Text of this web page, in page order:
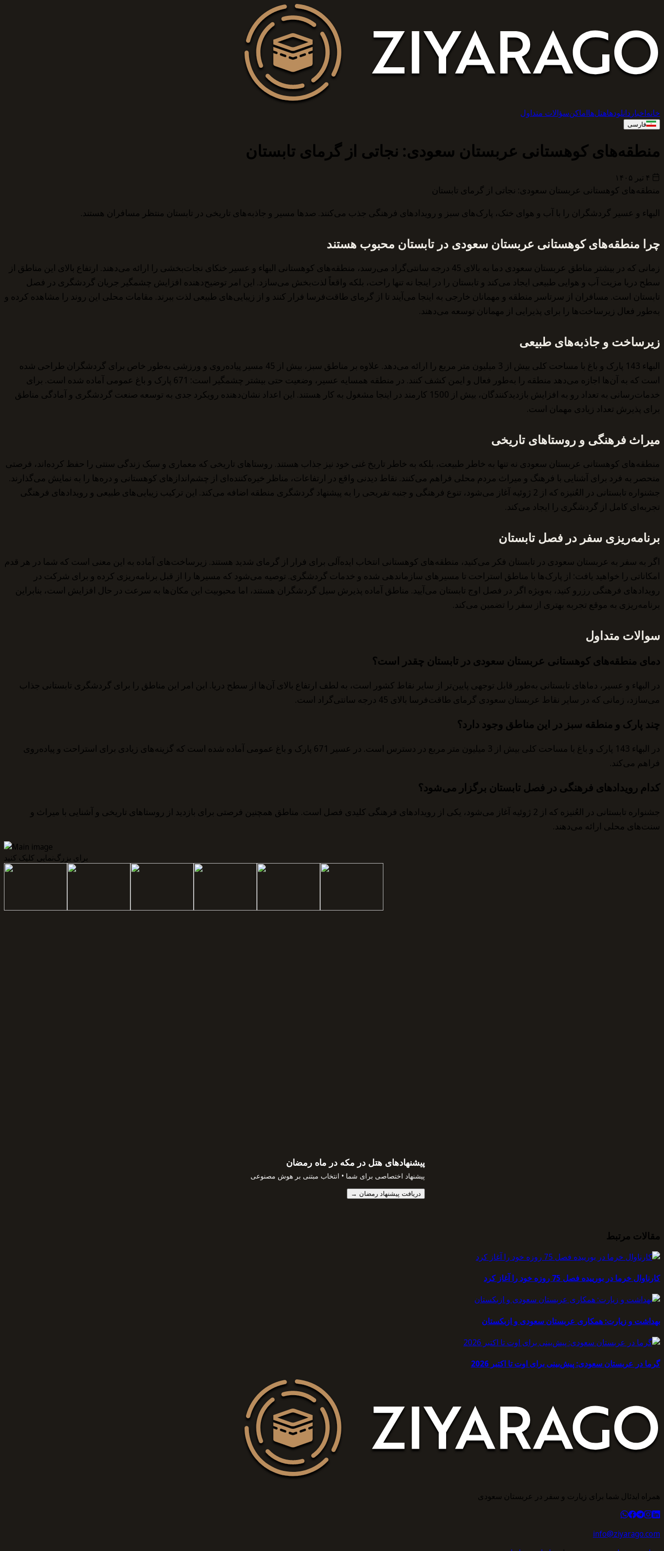
خانهاخبار دانلودهاهتل‌هااماكنسؤالات متداول
فارسی
منطقه‌های کوهستانی عربستان سعودی: نجاتی از گرمای تابستان
منطقه‌های کوهستانی عربستان سعودی: نجاتی از گرمای تابستان
البهاء و عسیر گردشگران را با آب و هوای خنک، پارک‌های سبز و رویدادهای فرهنگی جذب می‌کنند. صدها مسیر و جاذبه‌های تاریخی در تابستان منتظر مسافران هستند.
چرا منطقه‌های کوهستانی عربستان سعودی در تابستان محبوب هستند
زمانی که در بیشتر مناطق عربستان سعودی دما به بالای 45 درجه سانتی‌گراد می‌رسد، منطقه‌های کوهستانی البهاء و عسیر خنکای نجات‌بخشی را ارائه می‌دهند. ارتفاع بالای این مناطق از
سطح دریا مزیت آب و هوایی طبیعی ایجاد می‌کند و تابستان را در اینجا نه تنها راحت، بلکه واقعاً لذت‌بخش می‌سازد. این امر توضیح‌دهنده افزایش چشمگیر جریان گردشگری در فصل
تابستان است. مسافران از سرتاسر منطقه و مهمانان خارجی به اینجا می‌آیند تا از گرمای طاقت‌فرسا فرار کنند و از زیبایی‌های طبیعی لذت ببرند. مقامات محلی این روند را مشاهده کرده و
به‌طور فعال زیرساخت‌ها را برای پذیرایی از مهمانان توسعه می‌دهند.
زیرساخت و جاذبه‌های طبیعی
البهاء 143 پارک و باغ با مساحت کلی بیش از 3 میلیون متر مربع را ارائه می‌دهد. علاوه بر مناطق سبز، بیش از 45 مسیر پیاده‌روی و ورزشی به‌طور خاص برای گردشگران طراحی شده
است که به آن‌ها اجازه می‌دهد منطقه را به‌طور فعال و ایمن کشف کنند. در منطقه همسایه عسیر، وضعیت حتی بیشتر چشمگیر است: 671 پارک و باغ عمومی آماده شده است. برای
خدمات‌رسانی به تعداد رو به افزایش بازدیدکنندگان، بیش از 1500 کارمند در اینجا مشغول به کار هستند. این اعداد نشان‌دهنده رویکرد جدی به توسعه صنعت گردشگری و آمادگی مناطق
برای پذیرش تعداد زیادی مهمان است.
میراث فرهنگی و روستاهای تاریخی
منطقه‌های کوهستانی عربستان سعودی نه تنها به خاطر طبیعت، بلکه به خاطر تاریخ غنی خود نیز جذاب هستند. روستاهای تاریخی که معماری و سبک زندگی سنتی را حفظ کرده‌اند، فرصتی
منحصر به فرد برای آشنایی با فرهنگ و میراث مردم محلی فراهم می‌کنند. نقاط دیدنی واقع در ارتفاعات، مناظر خیره‌کننده‌ای از چشم‌اندازهای کوهستانی و دره‌ها را به نمایش می‌گذارند.
جشنواره تابستانی در العُنیزه که از 2 ژوئیه آغاز می‌شود، تنوع فرهنگی و جنبه تفریحی را به پیشنهاد گردشگری منطقه اضافه می‌کند. این ترکیب زیبایی‌های طبیعی و رویدادهای فرهنگی
تجربه‌ای کامل از گردشگری را ایجاد می‌کند.
برنامه‌ریزی سفر در فصل تابستان
اگر به سفر به عربستان سعودی در تابستان فکر می‌کنید، منطقه‌های کوهستانی انتخاب ایده‌آلی برای فرار از گرمای شدید هستند. زیرساخت‌های آماده به این معنی است که شما در هر قدم
امکاناتی را خواهید یافت: از پارک‌ها با مناطق استراحت تا مسیرهای سازماندهی شده و خدمات گردشگری. توصیه می‌شود که مسیرها را از قبل برنامه‌ریزی کرده و برای شرکت در
رویدادهای فرهنگی رزرو کنید، به‌ویژه اگر در فصل اوج تابستان می‌آیید. مناطق آماده پذیرش سیل گردشگران هستند، اما محبوبیت این مکان‌ها به سرعت در حال افزایش است، بنابراین
برنامه‌ریزی به موقع تجربه بهتری از سفر را تضمین می‌کند.
سوالات متداول
دمای منطقه‌های کوهستانی عربستان سعودی در تابستان چقدر است؟
در البهاء و عسیر، دماهای تابستانی به‌طور قابل توجهی پایین‌تر از سایر نقاط کشور است، به لطف ارتفاع بالای آن‌ها از سطح دریا. این امر این مناطق را برای گردشگری تابستانی جذاب
می‌سازد، زمانی که در سایر نقاط عربستان سعودی گرمای طاقت‌فرسا بالای 45 درجه سانتی‌گراد است.
چند پارک و منطقه سبز در این مناطق وجود دارد؟
در البهاء 143 پارک و باغ با مساحت کلی بیش از 3 میلیون متر مربع در دسترس است. در عسیر 671 پارک و باغ عمومی آماده شده است که گزینه‌های زیادی برای استراحت و پیاده‌روی
فراهم می‌کند.
کدام رویدادهای فرهنگی در فصل تابستان برگزار می‌شود؟
جشنواره تابستانی در العُنیزه که از 2 ژوئیه آغاز می‌شود، یکی از رویدادهای فرهنگی کلیدی فصل است. مناطق همچنین فرصتی برای بازدید از روستاهای تاریخی و آشنایی با میراث و
سنت‌های محلی ارائه می‌دهند.
برای بزرگ‌نمایی کلیک کنید
پیشنهادهای هتل در مکه در ماه رمضان
پیشنهاد اختصاصی برای شما • انتخاب مبتنی بر هوش مصنوعی
دریافت پیشنهاد رمضان →
مقالات مرتبط
کارناوال خرما در بورییده فصل 75 روزه خود را آغاز کرد
بهداشت و زیارت: همکاری عربستان سعودی و ازبکستان
گرما در عربستان سعودی: پیش‌بینی برای اوت تا اکتبر 2026
همراه ایدئال شما برای زیارت و سفر در عربستان سعودی
info@ziyarago.com